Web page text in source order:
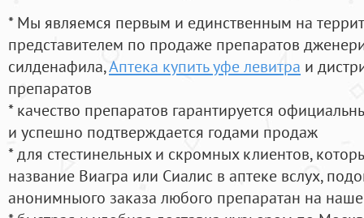
* Мы являемся первым и единственным на
представителем по продаже препаратов
силденафила,Аптека купить уфе левитра и
препаратов
* качество препаратов гарантируется
и успешно подтверждается годами продаж
* для стестинельных и скромных клиентов,
название Виагра или Сиалис в аптеке вслух,
анонимныого заказа любого препаратан на